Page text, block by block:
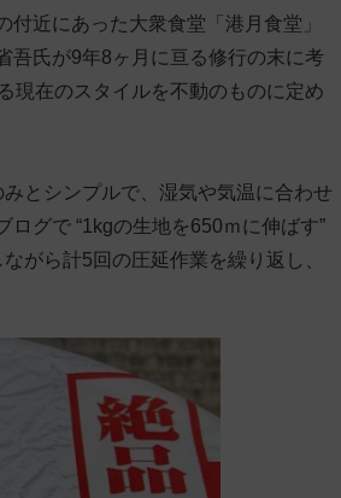
近にあった大衆食堂「港月食堂」
吾氏が9年8ヶ月に亘る修行の末に考
現在のスタイルを不動のものに定め
とシンプルで、湿気や気温に合わせ
グで “1kgの生地を650ｍに伸ばす”
がら計5回の圧延作業を繰り返し、